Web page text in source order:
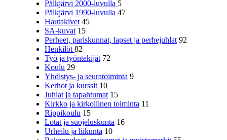
Pälkjärvi 2000-luvulla 5
Pälkjärvi 1990-luvulla 47
Hautakivet 45
SA-kuvat 15
Perheet, pariskunnat, lapset ja perhejuhlat 92
Henkilöt 82
Työ ja työntekijät 72
Koulu 29
Yhdistys- ja seuratoiminta 9
Kerhot ja kurssit 10
Juhlat ja tapahtumat 15
Kirkko ja kirkollinen toiminta 11
Rippikoulu 15
Lotat ja suojeluskunta 16
Urheilu ja liikunta 10